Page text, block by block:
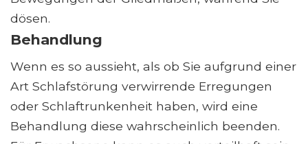
dösen.
Behandlung
Wenn es so aussieht, als ob Sie aufgrund einer
Art Schlafstörung verwirrende Erregungen
oder Schlaftrunkenheit haben, wird eine
Behandlung diese wahrscheinlich beenden.